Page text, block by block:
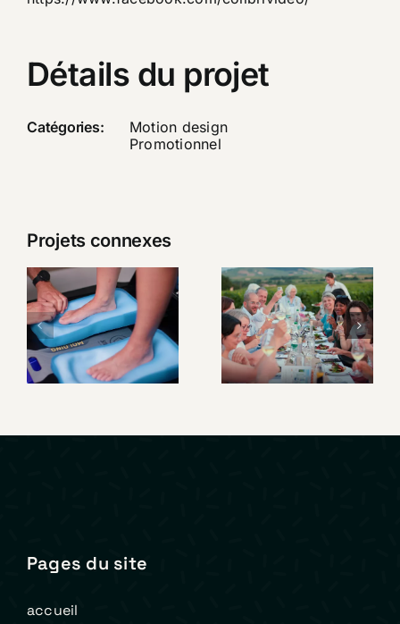
Détails du projet
Catégories:
Motion design
Promotionnel
Projets connexes
SIDAS –
Présentation
Custom
Station
Un week-
end au
cœur du
Beaujolais
Pages du site
accueil